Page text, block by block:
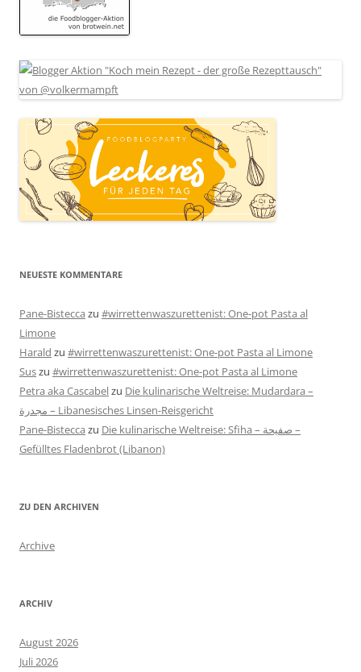
NEUESTE KOMMENTARE
Pane-Bistecca zu #wirrettenwaszurettenist: One-pot Pasta al
Limone
Harald zu #wirrettenwaszurettenist: One-pot Pasta al Limone
Suszu #wirrettenwaszurettenist: One-pot Pasta al Limone
Petra aka Cascabelzu Die kulinarische Weltreise: Mudardara –
مجدرة – Libanesisches Linsen-Reisgericht
Pane-Bistecca zu Die kulinarische Weltreise: Sfiha – صفيحة –
Gefülltes Fladenbrot (Libanon)
ZU DEN ARCHIVEN
Archive
ARCHIV
August 2026
Juli 2026